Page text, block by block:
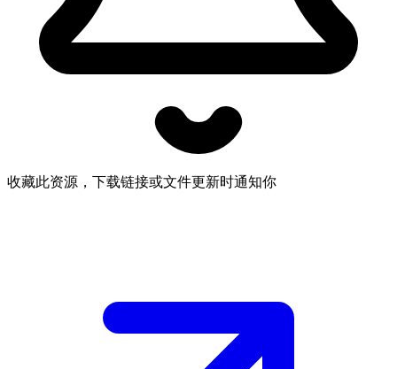
收藏此资源，下载链接或文件更新时通知你